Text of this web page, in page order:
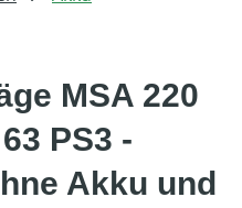
MSA 220
PS3 -
Akku und